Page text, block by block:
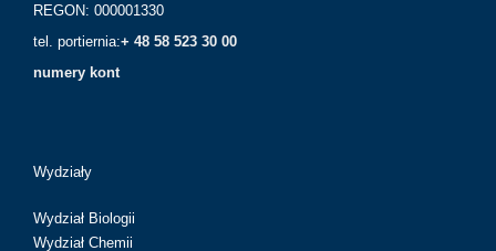
REGON: 000001330
tel. portiernia:+ 48 58 523 30 00
numery kont
Wydziały
Wydział Biologii
Wydział Chemii